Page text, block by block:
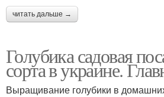
читать дальше →
Голубика садовая
сорта в украине.
Выращивание голубики в